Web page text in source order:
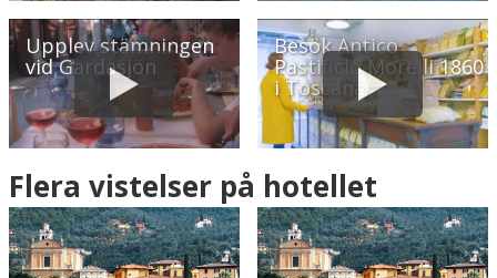
Upplev stämningen
vid Gardasjön
Besök Antico
Pastificio Morelli 1860
i Toscana
Flera vistelser på hotellet